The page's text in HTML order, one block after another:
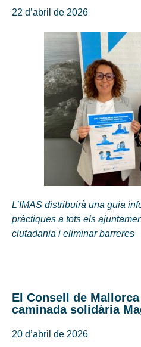
22 d’abril de 2026
L’IMAS distribuirà una guia
pràctiques a tots els
ciutadania i eliminar barreres
El Consell de
caminada solidària
20 d’abril de 2026